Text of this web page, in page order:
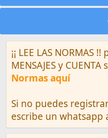
¡¡ LEE LAS NORMAS
MENSAJES y CUENTA
Normas aquí
Si no puedes
escribe un whatsapp